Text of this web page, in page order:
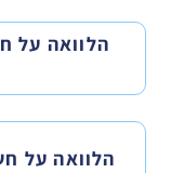
הלוואה על
הלוואה על